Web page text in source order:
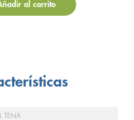
al carrito
TENA